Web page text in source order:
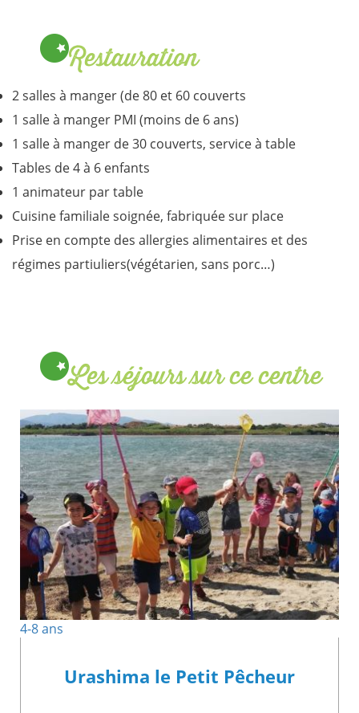
Restauration
2 salles à manger (de 80 et 60 couverts
1 salle à manger PMI (moins de 6 ans)
1 salle à manger de 30 couverts, service à table
Tables de 4 à 6 enfants
1 animateur par table
Cuisine familiale soignée, fabriquée sur place
Prise en compte des allergies alimentaires et des
régimes partiuliers(végétarien, sans porc…)
Les séjours sur ce centre
4-8 ans
Urashima le Petit Pêcheur